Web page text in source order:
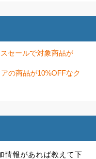
セールで対象商品が
の商品が10%OFFなク
情報があれば教えて下